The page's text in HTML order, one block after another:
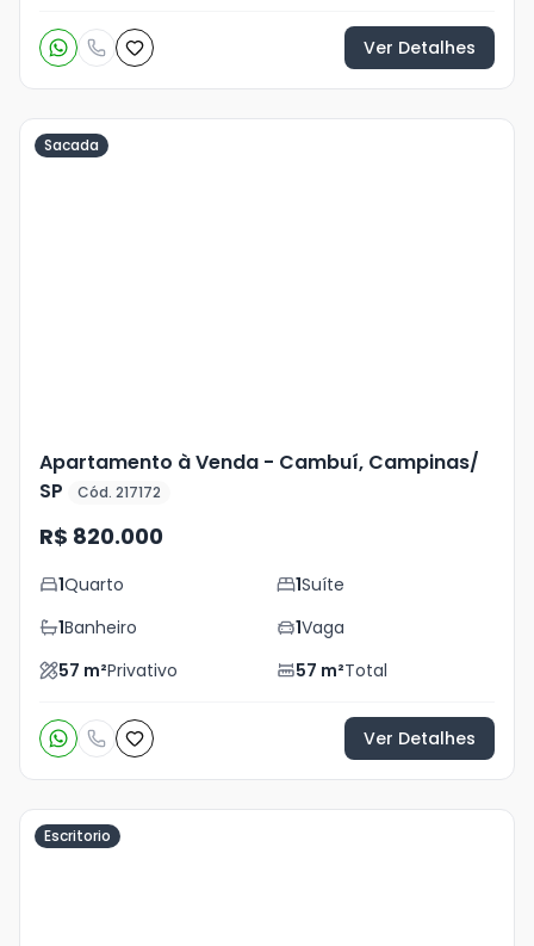
Ver Detalhes
Sacada
Apartamento à Venda - Cambuí, Campinas/
SP
Cód. 217172
R$ 820.000
1Quarto 1Suíte
1Banheiro 1Vaga
57 m²Privativo 57 m²Total
Ver Detalhes
Escritorio